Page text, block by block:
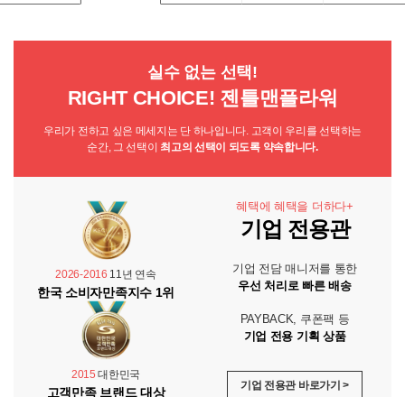
실수 없는 선택!
RIGHT CHOICE! 젠틀맨플라워
우리가 전하고 싶은 메세지는 단 하나입니다. 고객이 우리를 선택하는
순간, 그 선택이 최고의 선택이 되도록 약속합니다.
2026-2016 11년 연속
한국 소비자만족지수 1위
2015 대한민국
고객만족 브랜드 대상
혜택에 혜택을 더하다+
기업 전용관
기업 전담 매니저를 통한
우선 처리로 빠른 배송
PAYBACK, 쿠폰팩 등
기업 전용 기획 상품
기업 전용관 바로가기 >